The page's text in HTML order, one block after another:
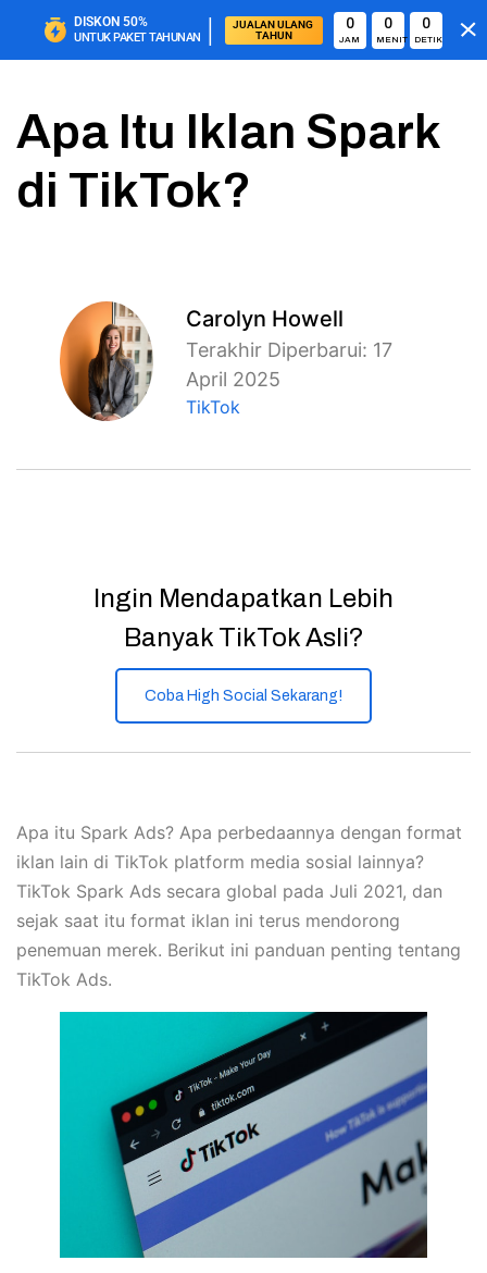
DISKON 50%
UNTUK PAKET TAHUNAN |
JUALAN ULANG
TAHUN
0
JAM
0
MENIT
0
DETIK
Apa Itu Iklan Spark
di TikTok?
Carolyn Howell
Terakhir Diperbarui: 17
April 2025
TikTok
Ingin Mendapatkan Lebih
Banyak TikTok Asli?
Coba High Social Sekarang!
Apa itu Spark Ads? Apa perbedaannya dengan format
iklan lain di TikTok platform media sosial lainnya?
TikTok Spark Ads secara global pada Juli 2021, dan
sejak saat itu format iklan ini terus mendorong
penemuan merek. Berikut ini panduan penting tentang
TikTok Ads.